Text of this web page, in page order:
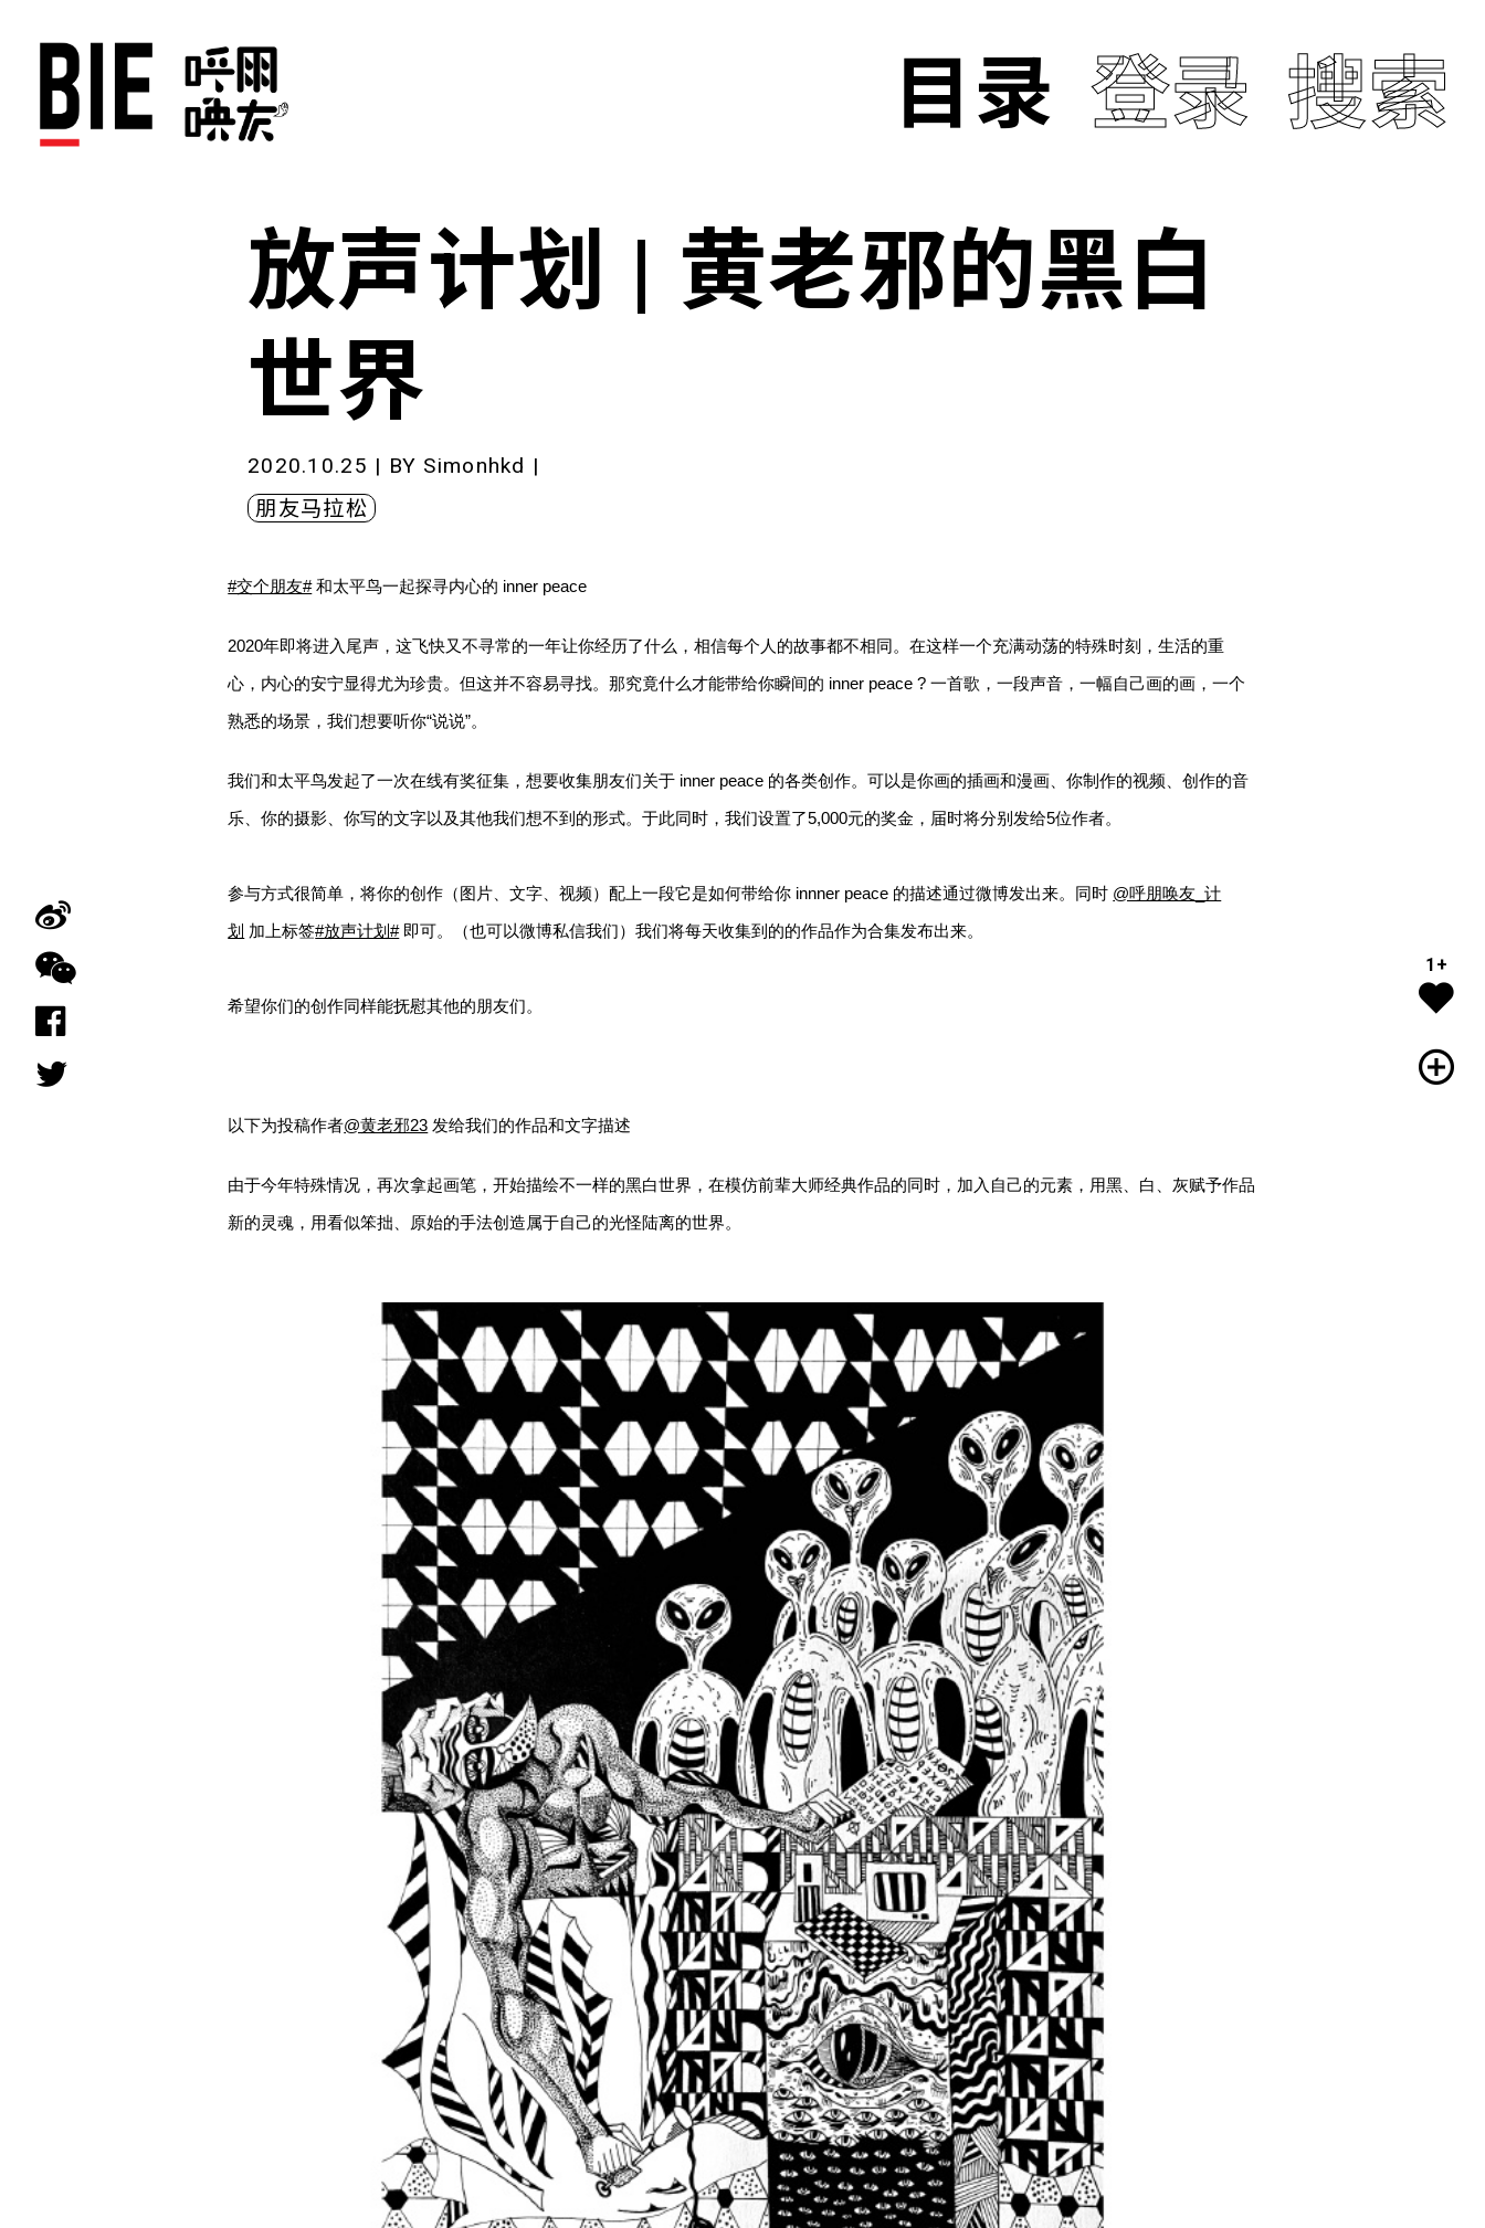
目录 登录 搜索
1+
放声计划 | 黄老邪的黑白
世界
2020.10.25 | BY Simonhkd |
朋友马拉松
#交个朋友#和太平鸟一起探寻内心的 inner peace
2020年即将进入尾声，这飞快又不寻常的一年让你经历了什么，相信每个人的故事都不相同。在这样一个充满动荡的特殊时刻，生活的重
心，内心的安宁显得尤为珍贵。但这并不容易寻找。那究竟什么才能带给你瞬间的 inner peace ? 一首歌，一段声音，一幅自己画的画，一个
熟悉的场景，我们想要听你“说说”。
我们和太平鸟发起了一次在线有奖征集，想要收集朋友们关于 inner peace 的各类创作。可以是你画的插画和漫画、你制作的视频、创作的音
乐、你的摄影、你写的文字以及其他我们想不到的形式。于此同时，我们设置了5,000元的奖金，届时将分别发给5位作者。
参与方式很简单，将你的创作（图片、文字、视频）配上一段它是如何带给你 innner peace 的描述通过微博发出来。同时 @呼朋唤友_计
划 加上标签#放声计划#即可。（也可以微博私信我们）我们将每天收集到的的作品作为合集发布出来。
希望你们的创作同样能抚慰其他的朋友们。
以下为投稿作者@黄老邪23 发给我们的作品和文字描述
由于今年特殊情况，再次拿起画笔，开始描绘不一样的黑白世界，在模仿前辈大师经典作品的同时，加入自己的元素，用黑、白、灰赋予作品
新的灵魂，用看似笨拙、原始的手法创造属于自己的光怪陆离的世界。